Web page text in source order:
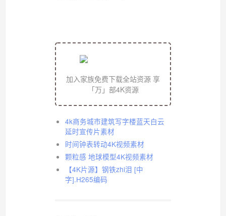
加入家族免费下载全站资源 享
「万」部4K资源
4k商务城市建筑写字楼蓝天白云
延时宣传片素材
时间钟表转动4K视频素材
颗粒感 地球模型4K视频素材
【4K片源】钢铁zhi泪 [中
字].H265编码